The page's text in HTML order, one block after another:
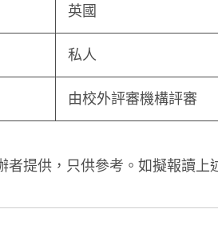
英國
私人
由校外評審機構評審
者提供，只供參考。如擬報讀